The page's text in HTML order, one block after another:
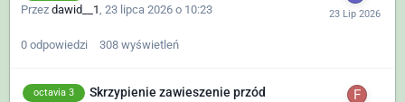
Przez dawid__1, 23 lipca 2026 o 10:23
0 odpowiedzi 308 wyświetleń
octavia 3 Skrzypienie zawieszenie przód